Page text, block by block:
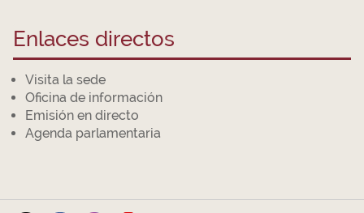
Enlaces directos
Visita la sede
Oficina de información
Emisión en directo
Agenda parlamentaria